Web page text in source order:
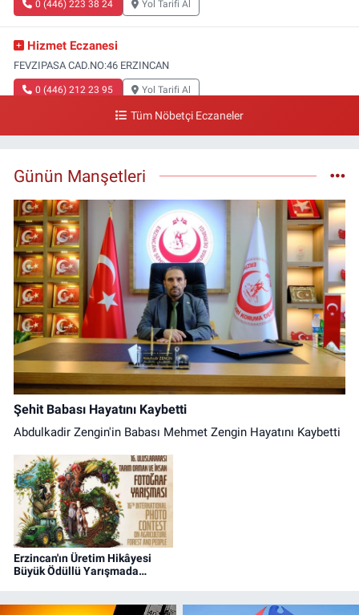
0 (446) 223 38 24 Yol Tarifi Al
Hizmet Eczanesi
FEVZIPASA CAD.NO:46 ERZINCAN
0 (446) 212 23 95 Yol Tarifi Al
Tüm Nöbetçi Eczaneler
Günün Manşetleri
Şehit Babası Hayatını Kaybetti
Abdulkadir Zengin'in Babası Mehmet Zengin Hayatını Kaybetti
Erzincan'ın Üretim Hikâyesi
Büyük Ödüllü Yarışmada